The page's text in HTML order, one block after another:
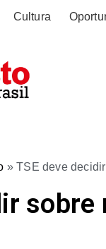
Cultura
»TSE deve